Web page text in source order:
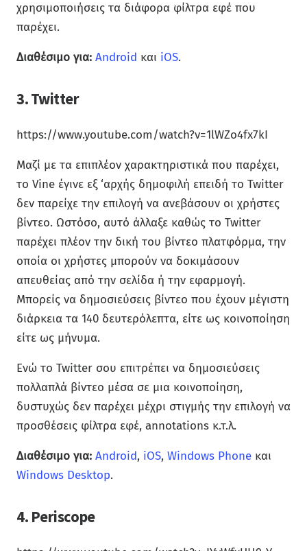
χρησιμοποιήσεις τα διάφορα φίλτρα εφέ που
παρέχει.
Διαθέσιμο για: Android και iOS.
3. Twitter
https://www.youtube.com/watch?v=1lWZo4fx7kI
Μαζί με τα επιπλέον χαρακτηριστικά που παρέχει,
το Vine έγινε εξ ‘αρχής δημοφιλή επειδή το Twitter
δεν παρείχε την επιλογή να ανεβάσουν οι χρήστες
βίντεο. Ωστόσο, αυτό άλλαξε καθώς το Twitter
παρέχει πλέον την δική του βίντεο πλατφόρμα, την
οποία οι χρήστες μπορούν να δοκιμάσουν
απευθείας από την σελίδα ή την εφαρμογή.
Μπορείς να δημοσιεύσεις βίντεο που έχουν μέγιστη
διάρκεια τα 140 δευτερόλεπτα, είτε ως κοινοποίηση
είτε ως μήνυμα.
Ενώ το Twitter σου επιτρέπει να δημοσιεύσεις
πολλαπλά βίντεο μέσα σε μια κοινοποίηση,
δυστυχώς δεν παρέχει μέχρι στιγμής την επιλογή να
προσθέσεις φίλτρα εφέ, annotations κ.τ.λ.
Διαθέσιμο για: Android, iOS, Windows Phone και
Windows Desktop.
4. Periscope